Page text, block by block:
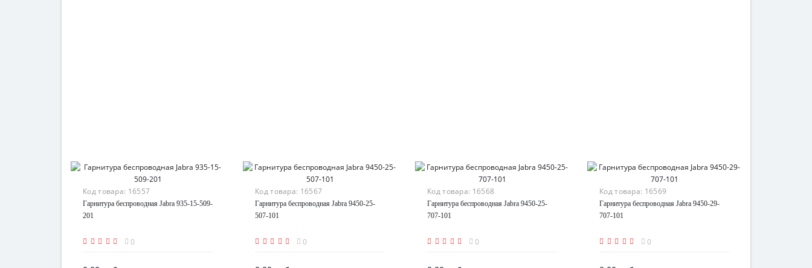
Код товара: 16557
Гарнитура беспроводная Jabra 935-15-509-
201
0
Код товара: 16567
Гарнитура беспроводная Jabra 9450-25-
507-101
0
Код товара: 16568
Гарнитура беспроводная Jabra 9450-25-
707-101
0
Код товара: 16569
Гарнитура беспроводная Jabra 9450-29-
707-101
0